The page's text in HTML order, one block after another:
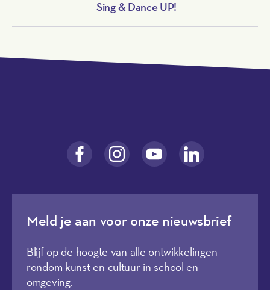
Sing & Dance UP!
Meld je aan voor onze nieuwsbrief
Blijf op de hoogte van alle ontwikkelingen
rondom kunst en cultuur in school en
omgeving.